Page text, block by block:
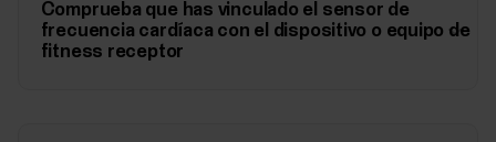
Comprueba que has vinculado el sensor de
frecuencia cardíaca con el dispositivo o equipo de
fitness receptor